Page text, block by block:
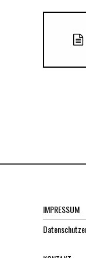
IMPRESSUM